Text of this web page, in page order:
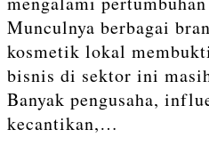
Munculnya berbagai
kosmetik lokal
bisnis di sektor ini
Banyak pengusaha,
kecantikan,…